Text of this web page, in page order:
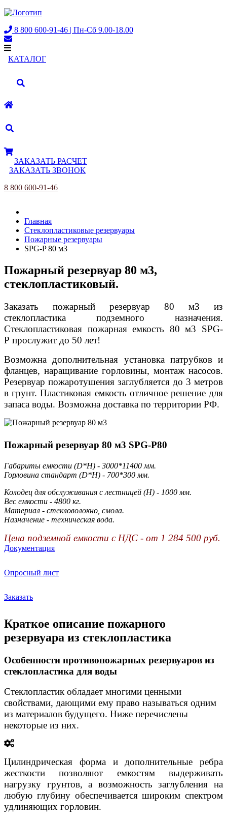
8 800 600-91-46 | Пн-Сб 9.00-18.00
КАТАЛОГ
ЗАКАЗАТЬ РАСЧЕТ
ЗАКАЗАТЬ ЗВОНОК
8 800 600-91-46
Главная
Стеклопластиковые резервуары
Пожарные резервуары
SPG-P 80 м3
Пожарный резервуар 80 м3,
стеклопластиковый.
Заказать пожарный резервуар 80 м3 из
стеклопластика подземного назначения.
Стеклопластиковая пожарная емкость 80 м3 SPG-
P прослужит до 50 лет!
Возможна дополнительная установка патрубков и
фланцев, наращивание горловины, монтаж насосов.
Резервуар пожаротушения заглубляется до 3 метров
в грунт. Пластиковая емкость отличное решение для
запаса воды. Возможна доставка по территории РФ.
Пожарный резервуар 80 м3 SPG-P80
Габариты емкости (D*H) - 3000*11400 мм.
Горловина стандарт (D*H) - 700*300 мм.
Колодец для обслуживания с лестницей (H) - 1000 мм.
Вес емкости - 4800 кг.
Материал - стекловолокно, смола.
Назначение - техническая вода.
Цена подземной емкости с НДС - от 1 284 500 руб.
Документация
Опросный лист
Заказать
Краткое описание пожарного
резервуара из стеклопластика
Особенности противопожарных резервуаров из
стеклопластика для воды
Стеклопластик обладает многими ценными
свойствами, дающими ему право называться одним
из материалов будущего. Ниже перечислены
некоторые из них.
Цилиндрическая форма и дополнительные ребра
жесткости позволяют емкостям выдерживать
нагрузку грунтов, а возможность заглубления на
любую глубину обеспечивается широким спектром
удлиняющих горловин.